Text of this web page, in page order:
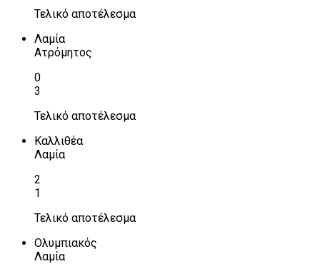
Τελικό αποτέλεσμα
Λαμία
Ατρόμητος
0
3
Τελικό αποτέλεσμα
Καλλιθέα
Λαμία
2
1
Τελικό αποτέλεσμα
Ολυμπιακός
Λαμία